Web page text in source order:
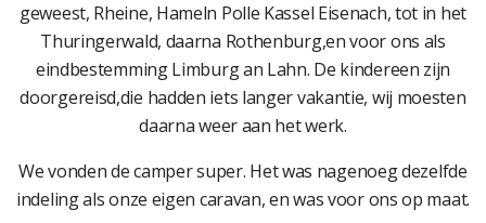
geweest, Rheine, Hameln Polle Kassel Eisenach, tot in het
Thuringerwald, daarna Rothenburg,en voor ons als
eindbestemming Limburg an Lahn. De kindereen zijn
doorgereisd,die hadden iets langer vakantie, wij moesten
daarna weer aan het werk.
We vonden de camper super. Het was nagenoeg dezelfde
indeling als onze eigen caravan, en was voor ons op maat.